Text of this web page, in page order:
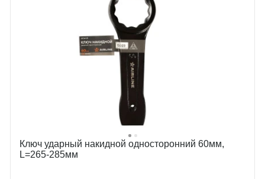
Ключ ударный накидной односторонний 60мм,
L=265-285мм